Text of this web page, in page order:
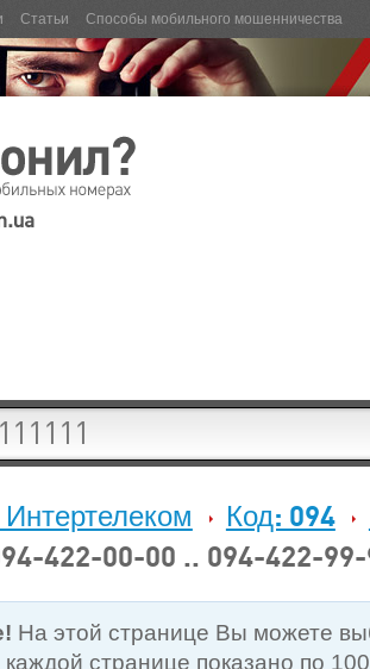
Статьи Способы мобильного мошенничества
Код: 094
422-00-00 .. 094-422-
На этой странице Вы можете
странице показано по